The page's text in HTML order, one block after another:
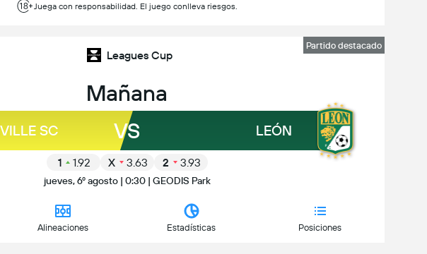
Partido destacado
Leagues Cup
Mañana
SC VS LEÓN
1 1.92 X 3.63 2 3.93
jueves, 6º agosto | 0:30 | GEODIS Park
Alineaciones Estadísticas Posiciones
Juega con responsabilidad. El juego conlleva riesgos.